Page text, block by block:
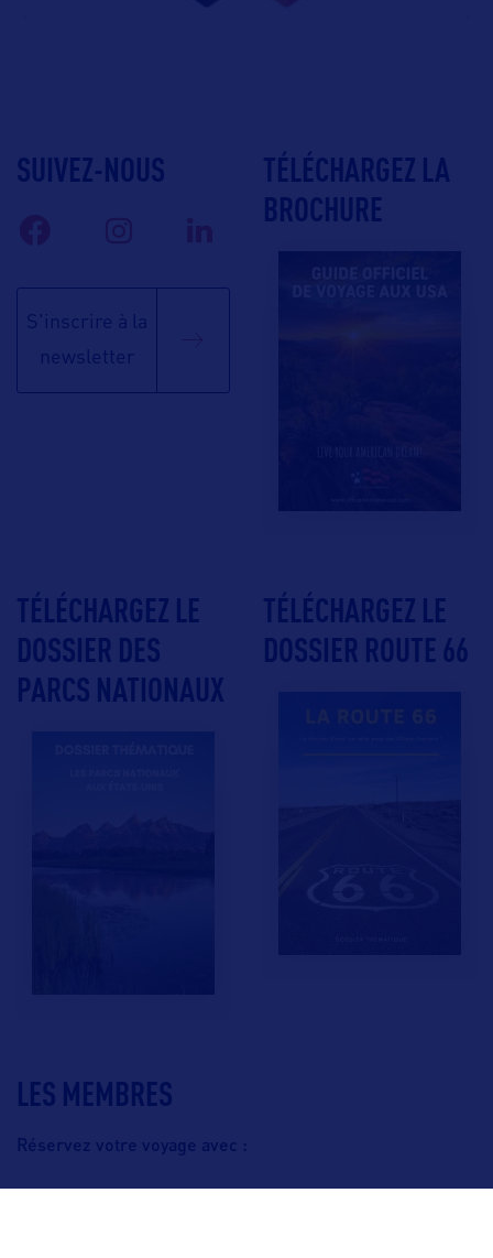
LES MEMBRES
Réservez votre voyage avec :
SUIVEZ-NOUS
S'inscrire à la
newsletter
TÉLÉCHARGEZ LA
BROCHURE
TÉLÉCHARGEZ LE
DOSSIER DES
PARCS NATIONAUX
TÉLÉCHARGEZ LE
DOSSIER ROUTE 66